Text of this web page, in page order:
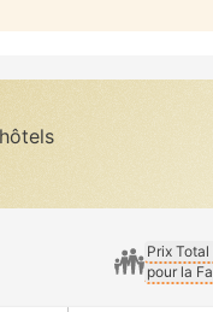
Prix
pour la